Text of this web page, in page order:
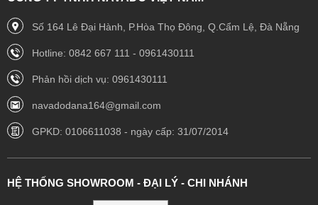
Số 164 Lê Đại Hành, P.Hòa Thọ Đông, Q.Cẩm Lệ, Đà Nẵng
Hotline: 0842 667 111 - 0961430111
Phản hồi dịch vụ: 0961430111
navadodana164@gmail.com
GPKD: 0106611038 - ngày cấp: 31/07/2014
HỆ THỐNG SHOWROOM - ĐẠI LÝ - CHI NHÁNH